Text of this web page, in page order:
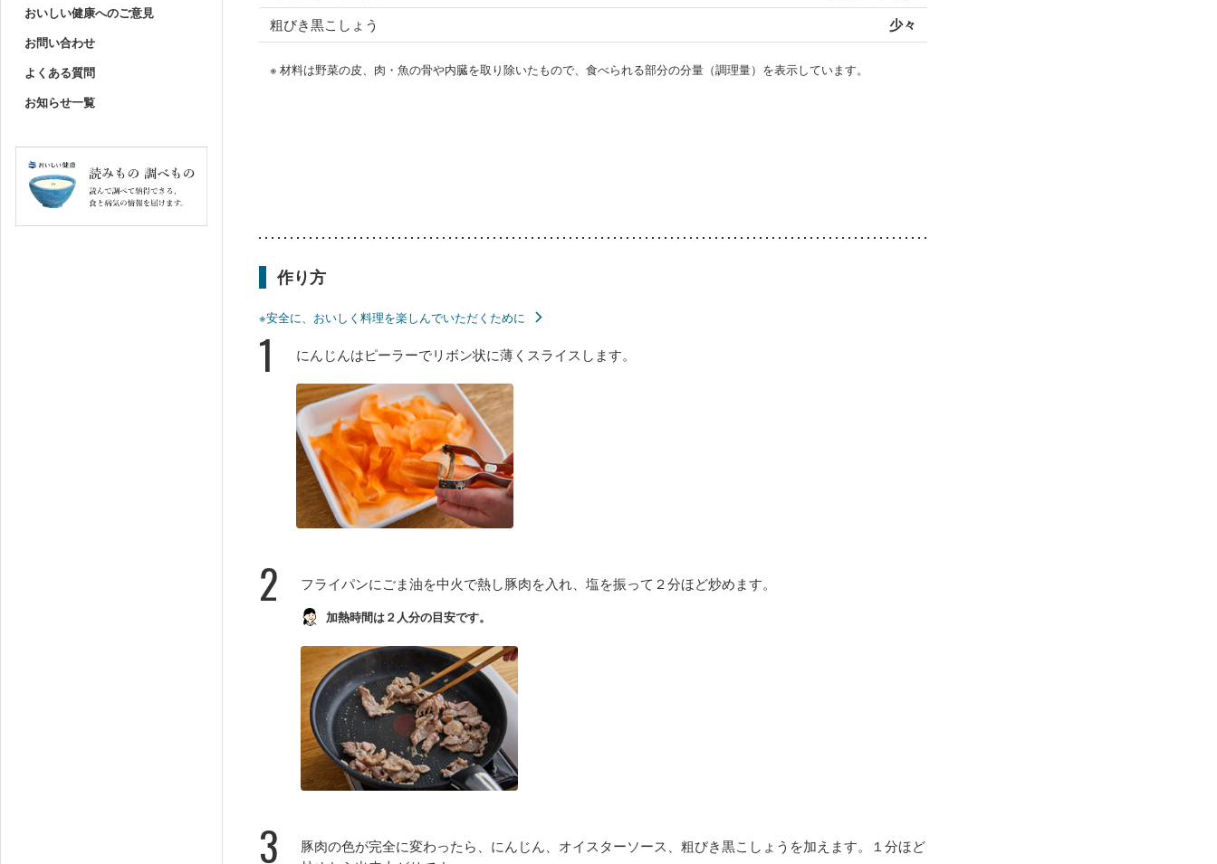
おいしい健康へのご意見
お問い合わせ
よくある質問
お知らせ一覧
粗びき黒こしょう
少々
※ 材料は野菜の皮、肉・魚の骨や内臓を取り除いたもので、食べられる部分の分量（調理量）を表示しています。
作り方
※安全に、おいしく料理を楽しんでいただくために
1 にんじんはピーラーでリボン状に薄くスライスします。
2 フライパンにごま油を中火で熱し豚肉を入れ、塩を振って２分ほど炒めます。
加熱時間は２人分の目安です。
3
豚肉の色が完全に変わったら、にんじん、オイスターソース、粗びき黒こしょうを加えます。１分ほど